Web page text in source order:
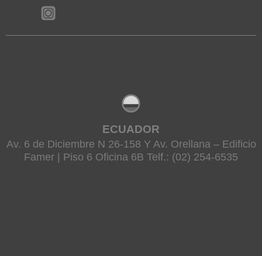
ECUADOR
Av. 6 de Diciembre N 26-158 Y Av. Orellana – Edificio
Famer | Piso 6 Oficina 6B Telf.: (02) 254-6535